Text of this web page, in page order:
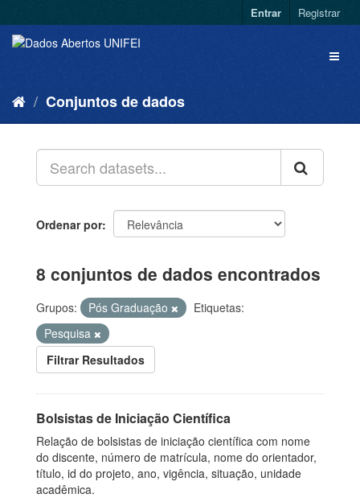
Entrar Registrar
Conjuntos de dados
Ordenar por
8 conjuntos de dados encontrados
Grupos: Pós Graduação
Etiquetas:
Pesquisa
Filtrar Resultados
Bolsistas de Iniciação Científica
Relação de bolsistas de iniciação científica com nome
do discente, número de matrícula, nome do orientador,
título, id do projeto, ano, vigência, situação, unidade
acadêmica.